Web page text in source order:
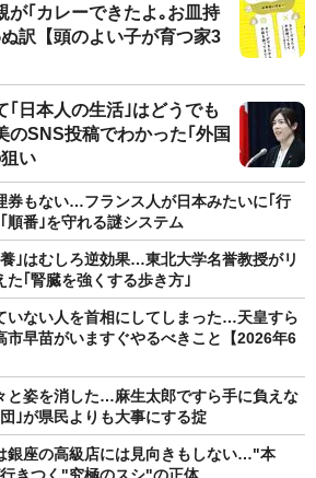
｢カレーできたよ｡お皿持
訳【頭のよい子が育つ家3
｢日本人の生活｣はどうでも
SNS投稿でわかった｢外国
い
券もない…フランス人が日本みたいに｢行
順番｣を守れる謎システム
｣はむしろ逆効果…東北大学名誉教授がリ
た｢腎臓を強くする歩き方｣
いない人を首相にしてしまった…天皇すら
市早苗がいますぐやるべきこと【2026年6
と姿を消した…麻生太郎ですら手に負えな
｣が県民よりも大事にする掟
銀座の高級店には見向きもしない…"本